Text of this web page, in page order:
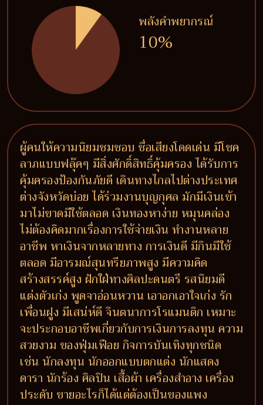
พลังคำพยากรณ์
10%
ผู้คนให้ความนิยมชมชอบ ชื่อเสียงโดดเด่น มีโชค
ลาภแบบฟลุ๊คๆ มีสิ่งศักดิ์สิทธิ์คุ้มครอง ได้รับการ
คุ้มครองป้องกันภัยดี เดินทางไกลไปต่างประเทศ
ต่างจังหวัดบ่อย ได้ร่วมงานบุญกุศล มักมีเงินเข้า
มาไม่ขาดมีใช้ตลอด เงินทองหาง่าย หมุนคล่อง
ไม่ต้องคิดมากเรื่องการใช้จ่ายเงิน ทำงานหลาย
อาชีพ หาเงินจากหลายทาง การเงินดี มีกินมีใช้
ตลอด มีอารมณ์สุนทรียภาพสูง มีความคิด
สร้างสรรค์สูง ฝักใฝ่ทางศิลปะดนตรี รสนิยมดี
แต่งตัวเก่ง พูดจาอ่อนหวาน เอาอกเอาใจเก่ง รัก
เพื่อนฝูง มีเสน่ห์ดี จินตนาการโรแมนติก เหมาะ
จะประกอบอาชีพเกี่ยวกับการเงินการลงทุน ความ
สวยงาม ของฟุ่มเฟือย กิจการบันเทิงทุกชนิด
เช่น นักลงทุน นักออกแบบตกแต่ง นักแสดง
ดารา นักร้อง ศิลปิน เสื้อผ้า เครื่องสำอาง เครื่อง
ประดับ ขายอะไรก็ได้แต่ต้องเป็นของแพง